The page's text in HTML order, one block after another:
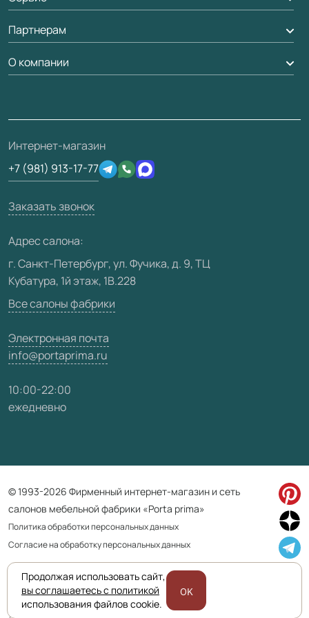
Стеновые панели
Рейки, баффели, стеллажи
Погонаж
Гарантия
Вопрос-ответ
Отзывы клиентов
Техническая информация
Юридическая информация
Вызов замерщика
Доставка
Партнерам
Дизайнерам / архитекторам
Скачать материалы
3D-модели
О компании
О фабрике
Сертификаты
Производство
Вакансии
Видео
Карта сайта
Интернет-магазин
+7 (981) 913-17-77
Заказать звонок
Адрес салона:
г. Санкт-Петербург, ул. Фучика, д. 9, ТЦ
Кубатура, 1й этаж, 1В.228
Все салоны фабрики
Электронная почта
info@portaprima.ru
10:00-22:00
ежедневно
© 1993-2026 Фирменный интернет-магазин и сеть
салонов мебельной фабрики «Porta prima»
Политика обработки персональных данных
Согласие на обработку персональных данных
Приведенная на сайте информация не является публичной офертой
и носит информационно ознакомительный характер.
Продолжая использовать сайт,
вы соглашаетесь с политикой
использования файлов cookie.
OK